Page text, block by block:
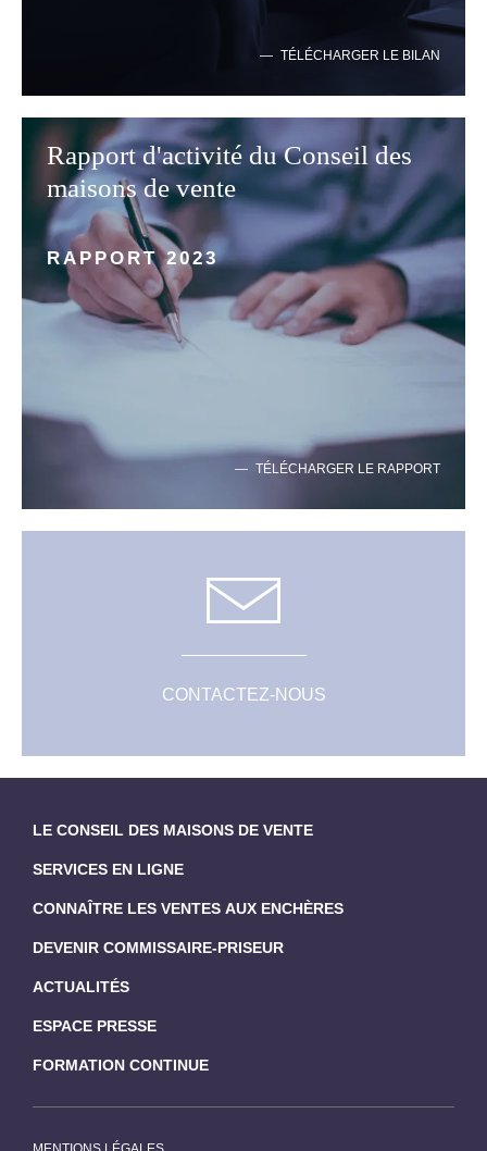
TÉLÉCHARGER LE BILAN
Rapport d'activité du Conseil des
maisons de vente
RAPPORT 2023
TÉLÉCHARGER LE RAPPORT
CONTACTEZ-NOUS
LE CONSEIL DES MAISONS DE VENTE
SERVICES EN LIGNE
CONNAÎTRE LES VENTES AUX ENCHÈRES
DEVENIR COMMISSAIRE-PRISEUR
ACTUALITÉS
ESPACE PRESSE
FORMATION CONTINUE